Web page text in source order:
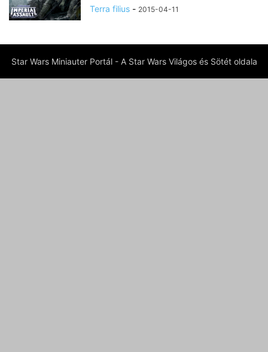
Terra filius - 2015-04-11
Star Wars Miniauter Portál - A Star Wars Világos és Sötét oldala